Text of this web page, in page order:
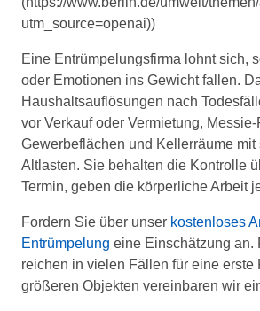
utm_source=openai))
Eine Entrümpelungsfirma lohnt sich,
oder Emotionen ins Gewicht fallen.
Haushaltsauflösungen nach
vor Verkauf oder Vermietung, Messie-
Gewerbeflächen und Kellerräume mit
Altlasten. Sie behalten die Kontrolle
Termin, geben die körperliche Arbeit
Fordern Sie über unser kostenloses
Entrümpelung eine Einschätzung an.
reichen in vielen Fällen für eine erste
größeren Objekten vereinbaren wir